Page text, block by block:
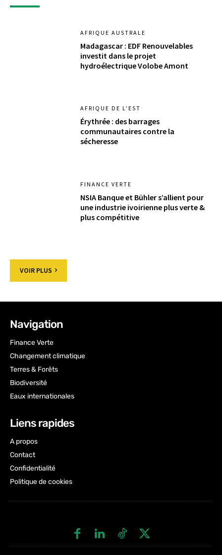
AFRIQUE AUSTRALE
Madagascar : EDF Renouvelables
investit dans le projet
hydroélectrique Volobe Amont
AFRIQUE DE L'EST
Érythrée : des barrages
communautaires contre la
sécheresse
FINANCE VERTE
NSIA Banque et Bühler s’allient pour
une industrie ivoirienne plus verte &
plus compétitive
VOIR PLUS
Navigation
Finance Verte
Changement climatique
Terres & Forêts
Biodiversité
Eaux internationales
Liens rapides
A propos
Contact
Confidentialité
Politique de cookies